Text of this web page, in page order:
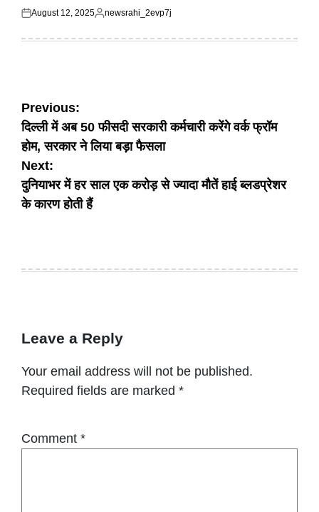
Posted
August 12, 2025
Posted
newsrahi_2evp7j
Post
navigation
Previous:
दिल्ली में अब 50 फीसदी सरकारी कर्मचारी करेंगे वर्क फ्रॉम
होम, सरकार ने लिया बड़ा फैसला
Next:
दुनियाभर में हर साल एक करोड़ से ज्यादा मौतें हाई ब्लडप्रेशर
के कारण होती हैं
Leave a Reply
Your email address will not be published.
Required fields are marked *
Comment *